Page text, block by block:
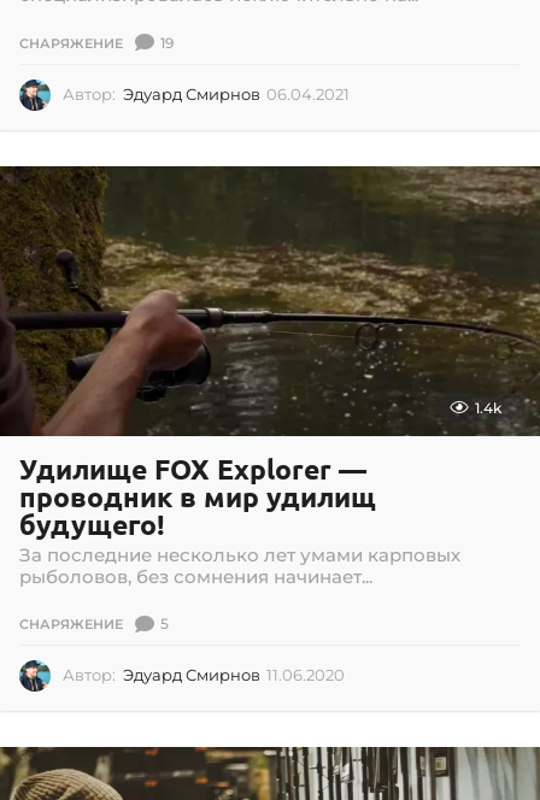
СНАРЯЖЕНИЕ 19
Автор: Эдуард Смирнов 06.04.2021
0
0
2
6
1.4k
Удилище FOX Explorer —
проводник в мир удилищ
будущего!
За последние несколько лет умами карповых
рыболовов, без сомнения начинает...
СНАРЯЖЕНИЕ 5
Автор: Эдуард Смирнов 11.06.2020
0
6
.